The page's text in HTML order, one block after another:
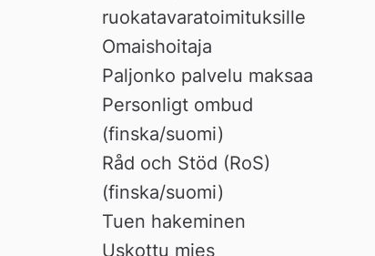
ruokatavaratoimituksille
Omaishoitaja
Paljonko palvelu maksaa
Personligt ombud
(finska/suomi)
Råd och Stöd (RoS)
(finska/suomi)
Tuen hakeminen
Uskottu mies